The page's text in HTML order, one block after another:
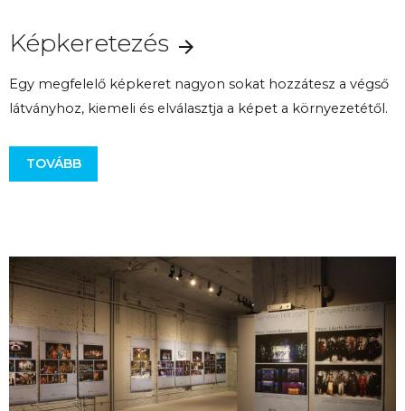
Képkeretezés
Egy megfelelő képkeret nagyon sokat hozzátesz a végső
látványhoz, kiemeli és elválasztja a képet a környezetétől.
TOVÁBB